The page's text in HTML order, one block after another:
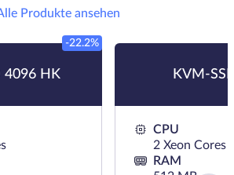
Produkte ansehen
4096 HK
-22.2%
KVM-
CPU
2 Xeon Cores
RAM